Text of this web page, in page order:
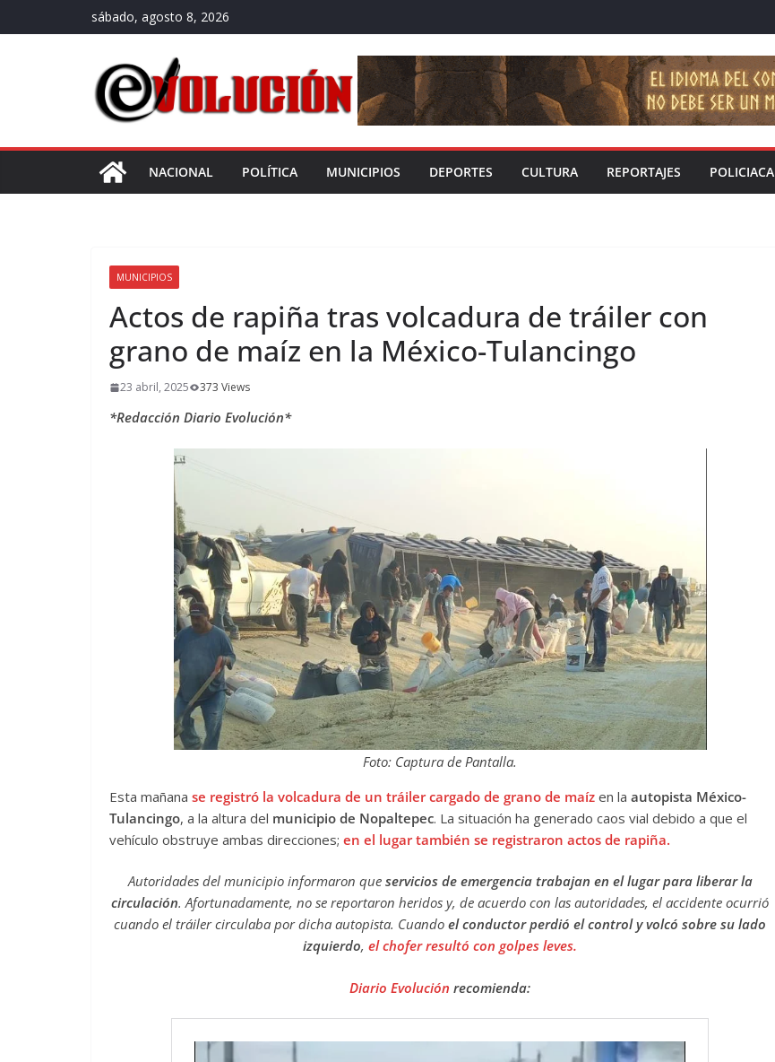
al
sábado, agosto 8, 2026
NACIONAL POLÍTICA MUNICIPIOS DEPORTES CULTURA REPORTAJES POLICIACA
MUNICIPIOS
Actos de rapiña tras volcadura de tráiler con
grano de maíz en la México-Tulancingo
23 abril, 2025 373 Views
*Redacción Diario Evolución*
Foto: Captura de Pantalla.
Esta mañana se registró la volcadura de un tráiler cargado de grano de maíz en la autopista México-
Tulancingo, a la altura del municipio de Nopaltepec. La situación ha generado caos vial debido a que el
vehículo obstruye ambas direcciones; en el lugar también se registraron actos de rapiña.
Autoridades del municipio informaron que servicios de emergencia trabajan en el lugar para liberar la
circulación. Afortunadamente, no se reportaron heridos y, de acuerdo con las autoridades, el accidente ocurrió
cuando el tráiler circulaba por dicha autopista. Cuandoel conductor perdió el control y volcó sobre su lado
izquierdo, el chofer resultó con golpes leves.
Diario Evolución recomienda: